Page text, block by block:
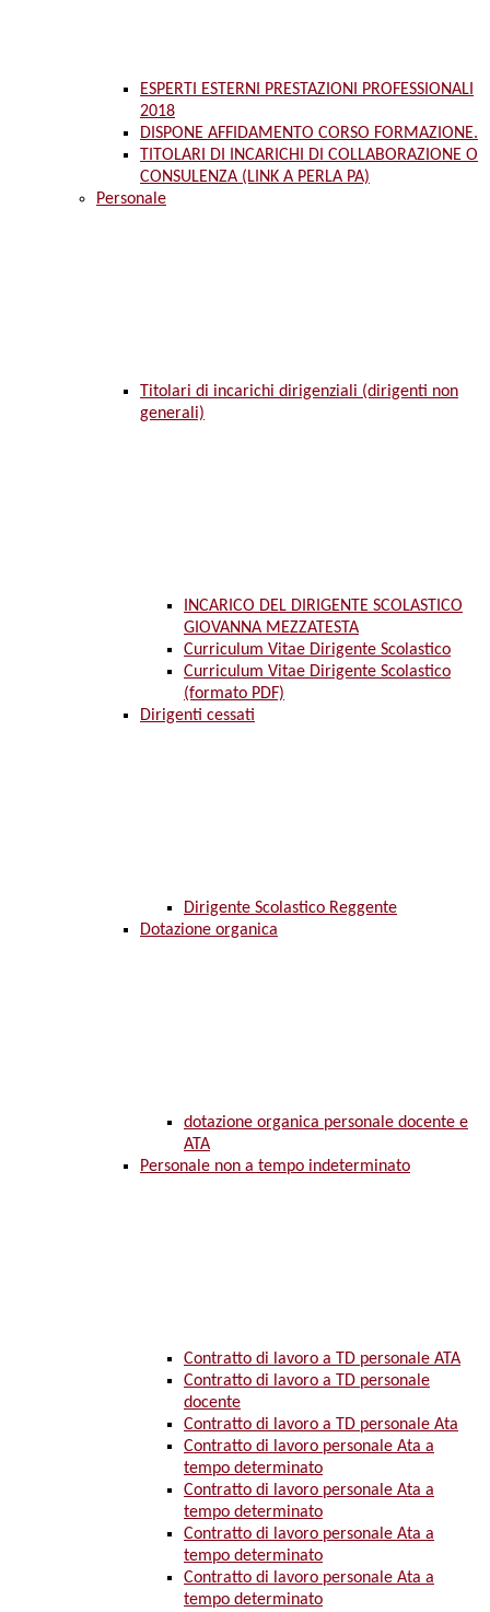
ESPERTI ESTERNI PRESTAZIONI PROFESSIONALI
2018
DISPONE AFFIDAMENTO CORSO FORMAZIONE.
TITOLARI DI INCARICHI DI COLLABORAZIONE O
CONSULENZA (LINK A PERLA PA)
Personale
Titolari di incarichi dirigenziali (dirigenti non
generali)
INCARICO DEL DIRIGENTE SCOLASTICO
GIOVANNA MEZZATESTA
Curriculum Vitae Dirigente Scolastico
Curriculum Vitae Dirigente Scolastico
(formato PDF)
Dirigenti cessati
Dirigente Scolastico Reggente
Dotazione organica
dotazione organica personale docente e
ATA
Personale non a tempo indeterminato
Contratto di lavoro a TD personale ATA
Contratto di lavoro a TD personale
docente
Contratto di lavoro a TD personale Ata
Contratto di lavoro personale Ata a
tempo determinato
Contratto di lavoro personale Ata a
tempo determinato
Contratto di lavoro personale Ata a
tempo determinato
Contratto di lavoro personale Ata a
tempo determinato